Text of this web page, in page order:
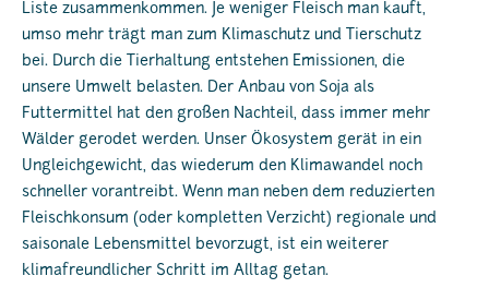
Liste zusammenkommen. Je weniger Fleisch man kauft,
umso mehr trägt man zum Klimaschutz und Tierschutz
bei. Durch die Tierhaltung entstehen Emissionen, die
unsere Umwelt belasten. Der Anbau von Soja als
Futtermittel hat den großen Nachteil, dass immer mehr
Wälder gerodet werden. Unser Ökosystem gerät in ein
Ungleichgewicht, das wiederum den Klimawandel noch
schneller vorantreibt. Wenn man neben dem reduzierten
Fleischkonsum (oder kompletten Verzicht) regionale und
saisonale Lebensmittel bevorzugt, ist ein weiterer
klimafreundlicher Schritt im Alltag getan.